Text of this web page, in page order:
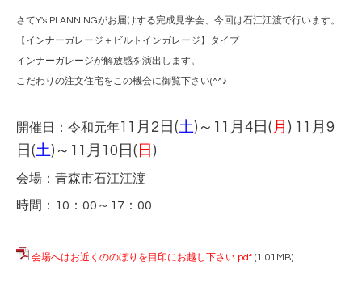
さてY's PLANNINGがお届けする完成見学会、今回は石江江渡で行います。
【インナーガレージ＋ビルトインガレージ】タイプ
インナーガレージが解放感を演出します。
こだわりの注文住宅をこの機会に御覧下さい(^^♪
開催日：令和元年11月2日(土)～11月4日( 月 ) 11月9
日(土)～11月10日( 日 )
会場：青森市石江江渡
時間：10：00～17：00
会場へはお近くののぼりを目印にお越し下さい.pdf (1.01MB)